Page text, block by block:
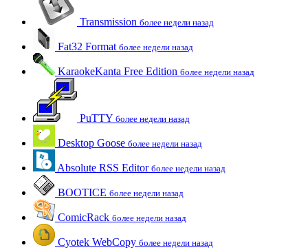
Transmission более недели назад
Fat32 Format более недели назад
KaraokeKanta Free Edition более недели назад
PuTTY более недели назад
Desktop Goose более недели назад
Absolute RSS Editor более недели назад
BOOTICE более недели назад
ComicRack более недели назад
Cyotek WebCopy более недели назад